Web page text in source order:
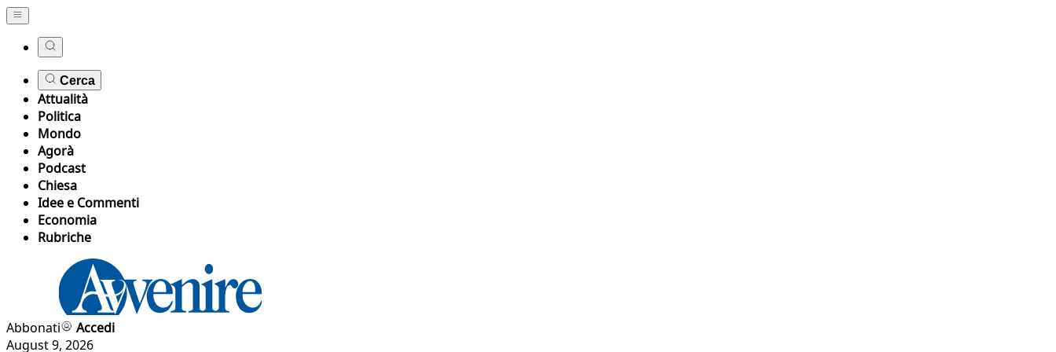
Cerca
Attualità
Politica
Mondo
Agorà
Podcast
Chiesa
Idee e Commenti
Economia
Rubriche
Abbonati
Accedi
August 9, 2026